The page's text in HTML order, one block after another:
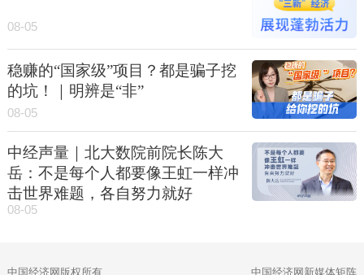
08-05
稳赚的“国家级”项目？都是骗子挖
的坑！｜明辨是“非”
08-05
中经声量｜北大数院前院长陈大
岳：不是每个人都要像王虹一样冲
击世界难题，各自努力就好
08-05
中国经济网版权所有 中国经济网新媒体矩阵